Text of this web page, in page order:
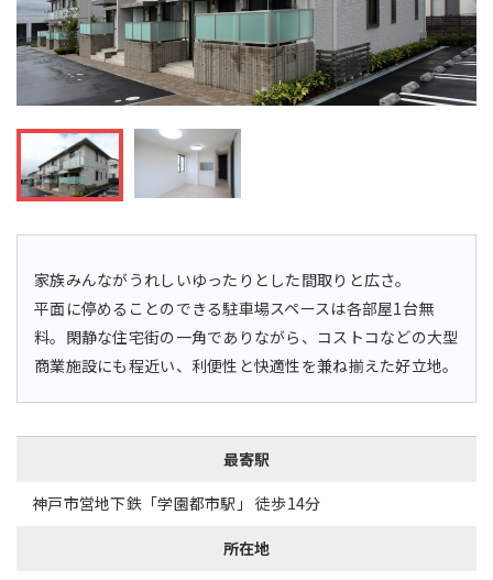
家族みんながうれしいゆったりとした間取りと広さ。
平面に停めることのできる駐車場スペースは各部屋1台無
料。閑静な住宅街の一角でありながら、コストコなどの大型
商業施設にも程近い、利便性と快適性を兼ね揃えた好立地。
最寄駅
神戸市営地下鉄「学園都市駅」 徒歩14分
所在地
サイトマップ リンク集 個人情報の取扱いについて